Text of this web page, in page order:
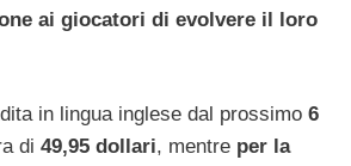
ai giocatori di evolvere il loro
in lingua inglese dal prossimo 6
di 49,95 dollari, mentre per la